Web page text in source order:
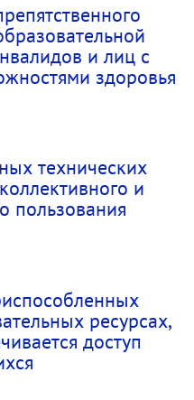
и лиц с
здоровья
технических
и
пользования
ресурсах,
доступ